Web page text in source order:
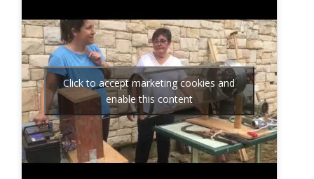
Click to accept marketing cookies and
enable this content